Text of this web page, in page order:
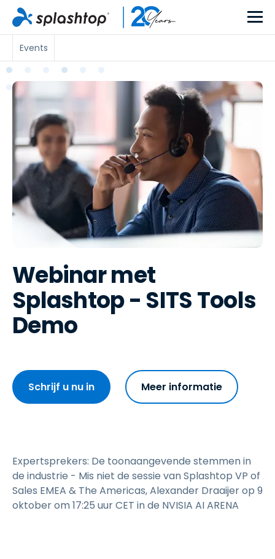
Events
Webinar met
Splashtop - SITS Tools
Demo
Schrijf u nu in Meer informatie
Expertsprekers: De toonaangevende stemmen in
de industrie - Mis niet de sessie van Splashtop VP of
Sales EMEA & The Americas, Alexander Draaijer op 9
oktober om 17:25 uur CET in de NVISIA AI ARENA